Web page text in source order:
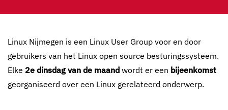
Linux Nijmegen is een Linux User Group voor en door
gebruikers van het Linux open source besturingssysteem.
Elke 2e dinsdag van de maand wordt er een bijeenkomst
georganiseerd over een Linux gerelateerd onderwerp.